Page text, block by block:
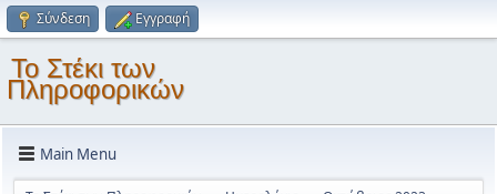
Σύνδεση Εγγραφή
Το Στέκι των
Πληροφορικών
Main Menu